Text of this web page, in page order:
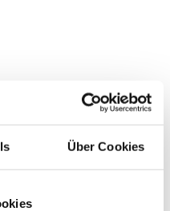
Über Cookies